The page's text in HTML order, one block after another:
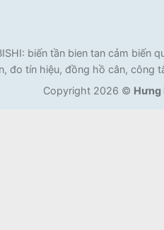
biến tần bien tan cảm
đo tín hiệu, đồng hồ cân, công
Copyright 2026 © Hưng